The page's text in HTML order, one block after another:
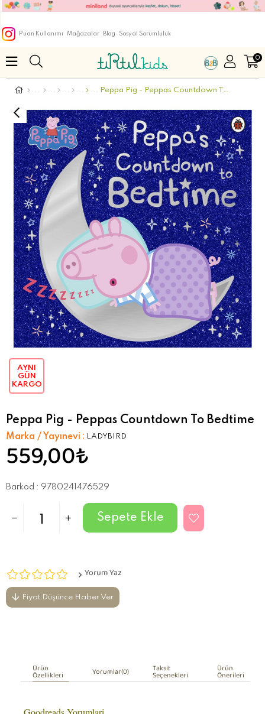
Puan Kullanımı Mağazalar Blog Sosyal Sorumluluk
0
Peppa Pig - Peppas Countdown To Bedtime
AYNI
GÜN
KARGO
Peppa Pig - Peppas Countdown To Bedtime
Marka / Yayınevi : LADYBIRD
559,00₺
Barkod : 9780241476529
Yorum Yaz
Fiyat Düşünce Haber Ver
Ürün
Özellikleri Yorumlar(0) Taksit
Seçenekleri Ürün
Önerileri